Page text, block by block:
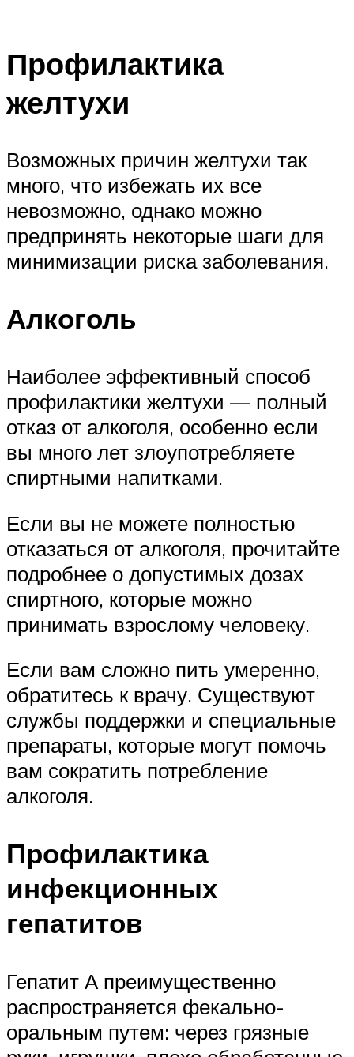
Профилактика
желтухи
Возможных причин желтухи так
много, что избежать их все
невозможно, однако можно
предпринять некоторые шаги для
минимизации риска заболевания.
Алкоголь
Наиболее эффективный способ
профилактики желтухи — полный
отказ от алкоголя, особенно если
вы много лет злоупотребляете
спиртными напитками.
Если вы не можете полностью
отказаться от алкоголя, прочитайте
подробнее о допустимых дозах
спиртного, которые можно
принимать взрослому человеку.
Если вам сложно пить умеренно,
обратитесь к врачу. Существуют
службы поддержки и специальные
препараты, которые могут помочь
вам сократить потребление
алкоголя.
Профилактика
инфекционных
гепатитов
Гепатит А преимущественно
распространяется фекально-
оральным путем: через грязные